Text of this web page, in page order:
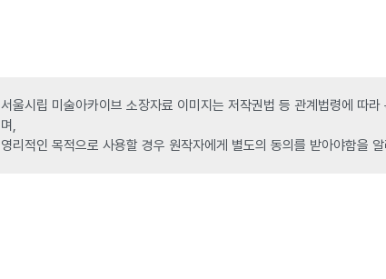
서울시립 미술아카이브 소장자료 이미지는 저작권법 등 관계법령에 따
며,
영리적인 목적으로 사용할 경우 원작자에게 별도의 동의를 받아야함을